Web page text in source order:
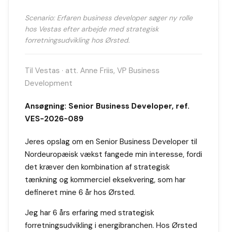
Scenario: Erfaren business developer søger ny rolle
hos Vestas efter arbejde med strategisk
forretningsudvikling hos Ørsted.
Til Vestas · att. Anne Friis, VP Business
Development
Ansøgning: Senior Business Developer, ref.
VES-2026-089
Jeres opslag om en Senior Business Developer til
Nordeuropæisk vækst fangede min interesse, fordi
det kræver den kombination af strategisk
tænkning og kommerciel eksekvering, som har
defineret mine 6 år hos Ørsted.
Jeg har 6 års erfaring med strategisk
forretningsudvikling i energibranchen. Hos Ørsted